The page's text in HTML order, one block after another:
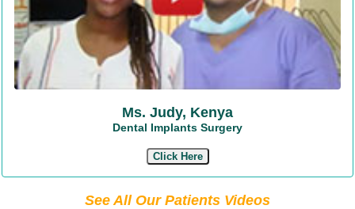
Ms. Judy, Kenya
Dental Implants Surgery
Click Here
See All Our Patients Videos